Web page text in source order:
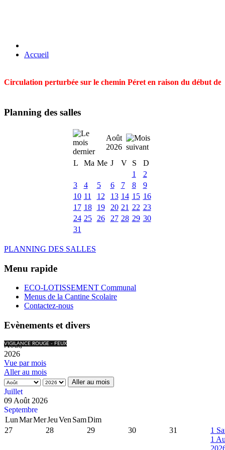
Accueil
Circulation perturbée sur le chemin Péret en raison du début
Planning des salles
Août
2026
L
Ma Me J V S
D
1
2
3
4 5 6 7 8
9
10 11 12 13 14 15 16
17 18 19 20 21 22 23
24 25 26 27 28 29 30
31
PLANNING DES SALLES
Menu rapide
ECO-LOTISSEMENT Communal
Menus de la Cantine Scolaire
Contactez-nous
Evènements et divers
VIGILANCE ROUGE - FEUX
Août,
2026
Vue par mois
Aller au mois
Aller au mois
Juillet
09 Août 2026
Septembre
LunMarMerJeuVen SamDim
27
28 29 30 31 1
1